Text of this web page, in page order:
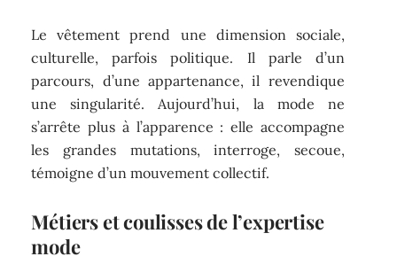
Le vêtement prend une dimension sociale,
culturelle, parfois politique. Il parle d’un
parcours, d’une appartenance, il revendique
une singularité. Aujourd’hui, la mode ne
s’arrête plus à l’apparence : elle accompagne
les grandes mutations, interroge, secoue,
témoigne d’un mouvement collectif.
Métiers et coulisses de l’expertise
mode